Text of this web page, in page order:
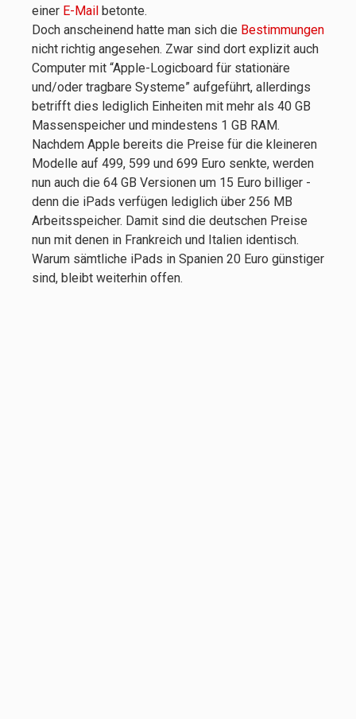
einer E-Mail betonte.
Doch anscheinend hatte man sich die Bestimmungen
nicht richtig angesehen. Zwar sind dort explizit auch
Computer mit “Apple-Logicboard für stationäre
und/oder tragbare Systeme” aufgeführt, allerdings
betrifft dies lediglich Einheiten mit mehr als 40 GB
Massenspeicher und mindestens 1 GB RAM.
Nachdem Apple bereits die Preise für die kleineren
Modelle auf 499, 599 und 699 Euro senkte, werden
nun auch die 64 GB Versionen um 15 Euro billiger -
denn die iPads verfügen lediglich über 256 MB
Arbeitsspeicher. Damit sind die deutschen Preise
nun mit denen in Frankreich und Italien identisch.
Warum sämtliche iPads in Spanien 20 Euro günstiger
sind, bleibt weiterhin offen.